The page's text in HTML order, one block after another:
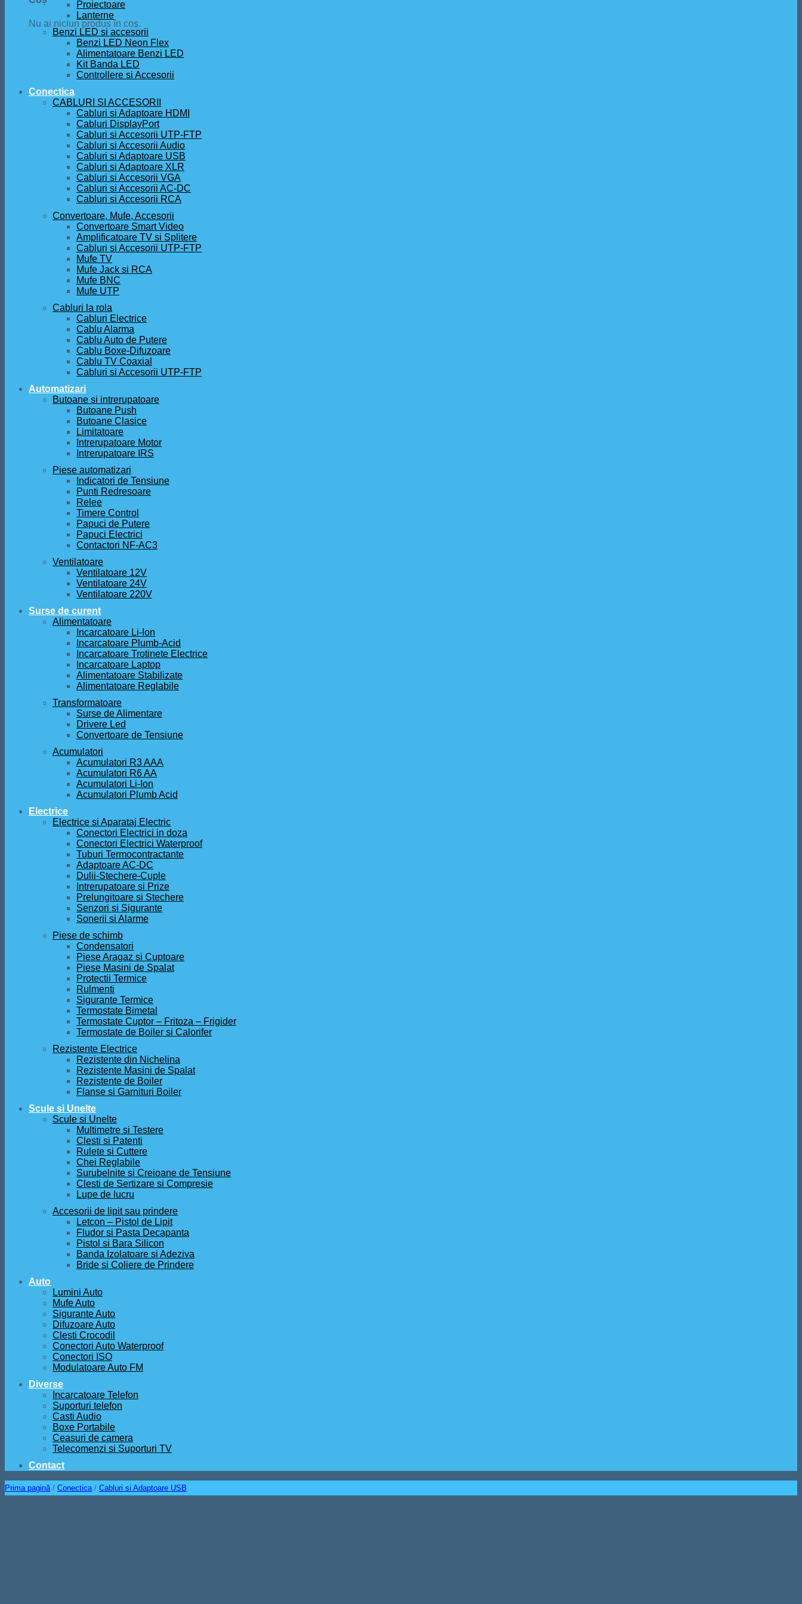
Nu ai niciun produs în coș.
Proiectoare
Lanterne
Benzi LED si accesorii
Benzi LED Neon Flex
Alimentatoare Benzi LED
Kit Banda LED
Controllere si Accesorii
Conectica
CABLURI SI ACCESORII
Cabluri si Adaptoare HDMI
Cabluri DisplayPort
Cabluri si Accesorii UTP-FTP
Cabluri si Accesorii Audio
Cabluri si Adaptoare USB
Cabluri si Adaptoare XLR
Cabluri si Accesorii VGA
Cabluri si Accesorii AC-DC
Cabluri si Accesorii RCA
Convertoare, Mufe, Accesorii
Convertoare Smart Video
Amplificatoare TV si Splitere
Cabluri si Accesorii UTP-FTP
Mufe TV
Mufe Jack si RCA
Mufe BNC
Mufe UTP
Cabluri la rola
Cabluri Electrice
Cablu Alarma
Cablu Auto de Putere
Cablu Boxe-Difuzoare
Cablu TV Coaxial
Cabluri si Accesorii UTP-FTP
Automatizari
Butoane si intrerupatoare
Butoane Push
Butoane Clasice
Limitatoare
Intrerupatoare Motor
Intrerupatoare IRS
Piese automatizari
Indicatori de Tensiune
Punti Redresoare
Relee
Timere Control
Papuci de Putere
Papuci Electrici
Contactori NF-AC3
Ventilatoare
Ventilatoare 12V
Ventilatoare 24V
Ventilatoare 220V
Surse de curent
Alimentatoare
Incarcatoare Li-Ion
Incarcatoare Plumb-Acid
Incarcatoare Trotinete Electrice
Incarcatoare Laptop
Alimentatoare Stabilizate
Alimentatoare Reglabile
Transformatoare
Surse de Alimentare
Drivere Led
Convertoare de Tensiune
Acumulatori
Acumulatori R3 AAA
Acumulatori R6 AA
Acumulatori Li-Ion
Acumulatori Plumb Acid
Electrice
Electrice si Aparataj Electric
Conectori Electrici in doza
Conectori Electrici Waterproof
Tuburi Termocontractante
Adaptoare AC-DC
Dulii-Stechere-Cuple
Intrerupatoare si Prize
Prelungitoare si Stechere
Senzori si Sigurante
Sonerii si Alarme
Piese de schimb
Condensatori
Piese Aragaz si Cuptoare
Piese Masini de Spalat
Protectii Termice
Rulmenti
Sigurante Termice
Termostate Bimetal
Termostate Cuptor – Fritoza – Frigider
Termostate de Boiler si Calorifer
Rezistente Electrice
Rezistente din Nichelina
Rezistente Masini de Spalat
Rezistente de Boiler
Flanse si Garnituri Boiler
Scule si Unelte
Scule si Unelte
Multimetre si Testere
Clesti si Patenti
Rulete si Cuttere
Chei Reglabile
Surubelnite si Creioane de Tensiune
Clesti de Sertizare si Compresie
Lupe de lucru
Accesorii de lipit sau prindere
Letcon – Pistol de Lipit
Fludor si Pasta Decapanta
Pistol si Bara Silicon
Banda Izolatoare si Adeziva
Bride si Coliere de Prindere
Auto
Lumini Auto
Mufe Auto
Sigurante Auto
Difuzoare Auto
Clesti Crocodil
Conectori Auto Waterproof
Conectori ISO
Modulatoare Auto FM
Diverse
Incarcatoare Telefon
Suporturi telefon
Casti Audio
Boxe Portabile
Ceasuri de camera
Telecomenzi si Suporturi TV
Contact
Prima pagină / Conectica / Cabluri si Adaptoare USB